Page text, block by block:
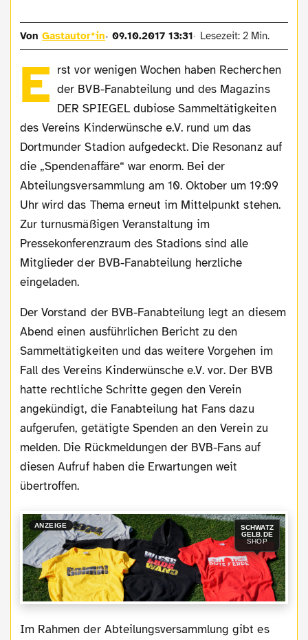
VonGastautor*in 09.10.2017 13:31 Lesezeit: 2 Min.
E rst vor wenigen Wochen haben Recherchen
der BVB-Fanabteilung und des Magazins
DER SPIEGEL dubiose Sammeltätigkeiten
des Vereins Kinderwünsche e.V. rund um das
Dortmunder Stadion aufgedeckt. Die Resonanz auf
die „Spendenaffäre“ war enorm. Bei der
Abteilungsversammlung am 10. Oktober um 19:09
Uhr wird das Thema erneut im Mittelpunkt stehen.
Zur turnusmäßigen Veranstaltung im
Pressekonferenzraum des Stadions sind alle
Mitglieder der BVB-Fanabteilung herzliche
eingeladen.
Der Vorstand der BVB-Fanabteilung legt an diesem
Abend einen ausführlichen Bericht zu den
Sammeltätigkeiten und das weitere Vorgehen im
Fall des Vereins Kinderwünsche e.V. vor. Der BVB
hatte rechtliche Schritte gegen den Verein
angekündigt, die Fanabteilung hat Fans dazu
aufgerufen, getätigte Spenden an den Verein zu
melden. Die Rückmeldungen der BVB-Fans auf
diesen Aufruf haben die Erwartungen weit
übertroffen.
ANZEIGE
SCHWATZ
GELB.DE
SHOP
Im Rahmen der Abteilungsversammlung gibt es